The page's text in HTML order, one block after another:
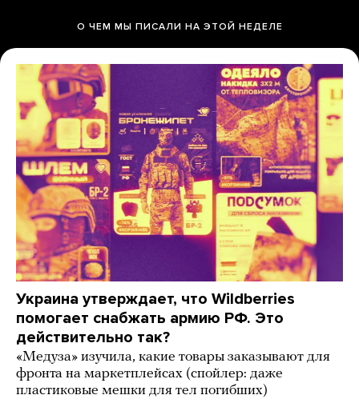
О ЧЕМ МЫ ПИСАЛИ НА ЭТОЙ НЕДЕЛЕ
Украина утверждает, что Wildberries
помогает снабжать армию РФ. Это
действительно так?
«Медуза» изучила, какие товары заказывают для
фронта на маркетплейсах (спойлер: даже
пластиковые мешки для тел погибших)